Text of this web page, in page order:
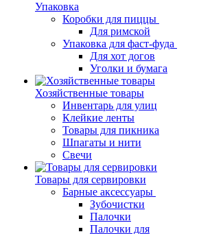
Упаковка
Коробки для пиццы
Для римской
Упаковка для фаст-фуда
Для хот догов
Уголки и бумага
Хозяйственные товары
Инвентарь для улиц
Клейкие ленты
Товары для пикника
Шпагаты и нити
Свечи
Товары для сервировки
Барные аксессуары
Зубочистки
Палочки
Палочки для